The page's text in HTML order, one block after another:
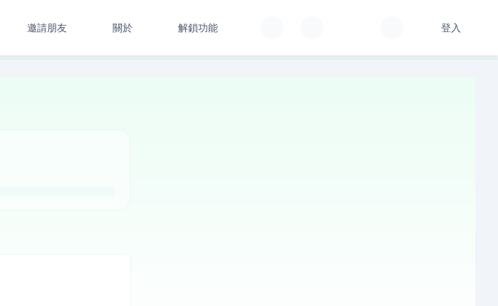
邀請朋友 關於 解鎖功能 登入